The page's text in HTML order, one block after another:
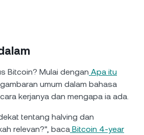
Bitcoin? Mulai dengan Apa itu
umum dalam bahasa
kerjanya dan mengapa ia ada.
tentang halving dan
relevan?", baca Bitcoin 4-year